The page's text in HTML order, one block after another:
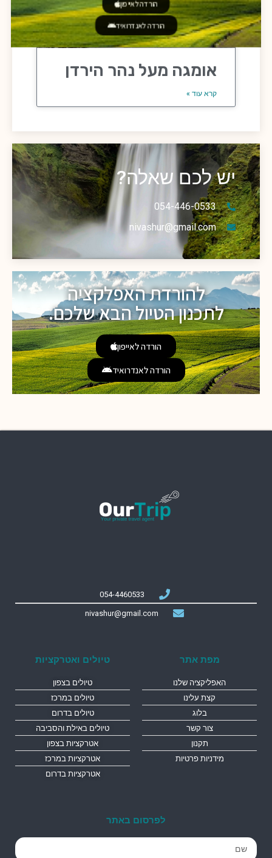
אומגה מעל נהר הירדן
קרא עוד »
יש לכם שאלה?
054-446-0533
nivashur@gmail.com
להורדת האפלקציה
לתכנון הטיול הבא שלכם.
הורדה לאייפון
הורדה לאנדרואיד
054-4460533
nivashur@gmail.com
מפת אתר
האפליקציה שלנו
קצת עלינו
בלוג
צור קשר
תקנון
מידניות פרטיות
טיולים ואטרקציות
טיולים בצפון
טיולים במרכז
טיולים בדרום
טיולים באילת והסביבה
אטרקציות בצפון
אטרקציות במרכז
אטרקציות בדרום
לפרסום באתר
הורדה לאייפון
הורדה לאנדרואיד